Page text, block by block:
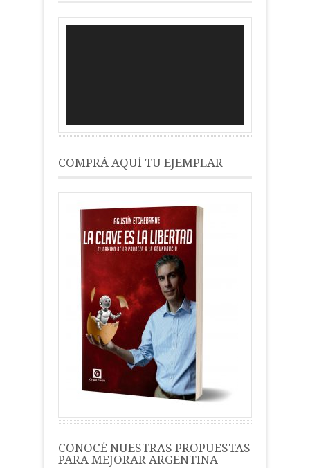
COMPRÁ AQUÍ TU EJEMPLAR
CONOCÉ NUESTRAS PROPUESTAS
PARA MEJORAR ARGENTINA